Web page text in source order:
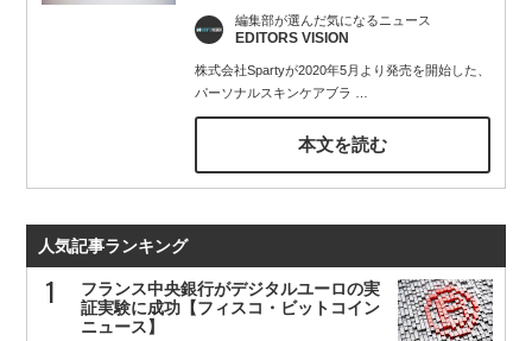
編集部が選んだ気になるニュース
EDITORS VISION
株式会社Spartyが2020年5月より発売を開始した、
パーソナルスキンケアブラ
本文を読む
人気記事ランキング
フランス中央銀行がデジタルユーロの実
証実験に成功【フィスコ・ビットコイン
ニュース】